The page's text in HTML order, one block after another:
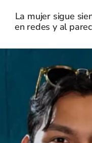
La mujer sigue
en redes y al